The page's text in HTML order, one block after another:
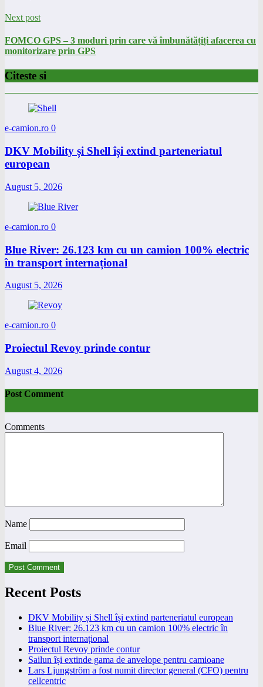
Next post
FOMCO GPS – 3 moduri prin care vă îmbunătățiți afacerea cu
monitorizare prin GPS
Citeste si
e-camion.ro 0
DKV Mobility și Shell își extind parteneriatul
european
August 5, 2026
e-camion.ro 0
Blue River: 26.123 km cu un camion 100% electric
în transport internațional
August 5, 2026
e-camion.ro 0
Proiectul Revoy prinde contur
August 4, 2026
Post Comment
Comments
Name
Email
Recent Posts
DKV Mobility și Shell își extind parteneriatul european
Blue River: 26.123 km cu un camion 100% electric în
transport internațional
Proiectul Revoy prinde contur
Sailun își extinde gama de anvelope pentru camioane
Lars Ljungström a fost numit director general (CFO) pentru
cellcentric